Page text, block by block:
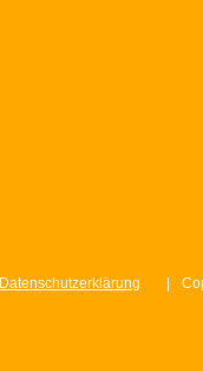
Datenschutzerklärung